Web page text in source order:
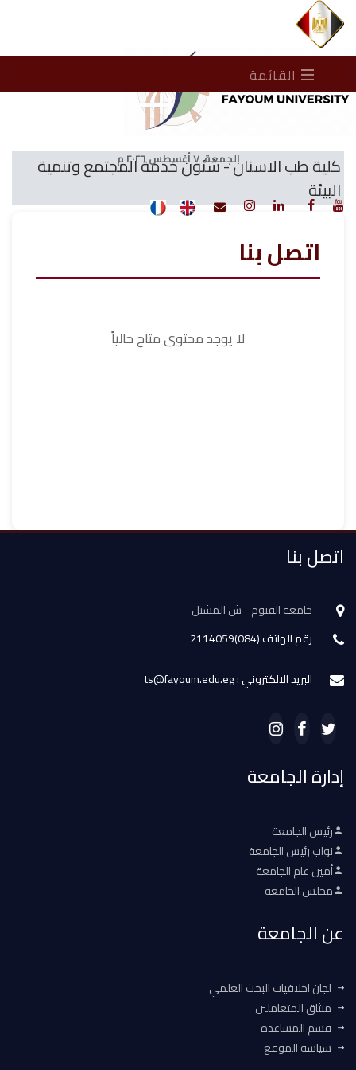
الجمعة، ٧ أغسطس ٢٠٢٦ م
القائمة
كلية طب الاسنان - شئون خدمة المجتمع وتنمية
البيئة
اتصل بنا
لا يوجد محتوى متاح حالياً
اتصل بنا
جامعة الفيوم - ش المشتل
رقم الهاتف (084)2114059
البريد الالكتروني : ts@fayoum.edu.eg
إدارة الجامعة
رئيس الجامعة
نواب رئيس الجامعة
أمين عام الجامعة
مجلس الجامعة
عن الجامعة
لجان اخلاقيات البحث العلمي
ميثاق المتعاملين
قسم المساعدة
سياسة الموقع